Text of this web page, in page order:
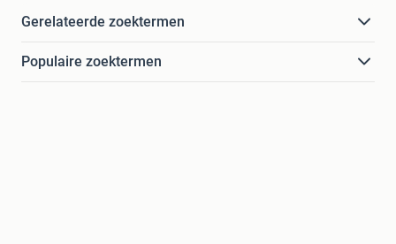
Gerelateerde zoektermen
Populaire zoektermen